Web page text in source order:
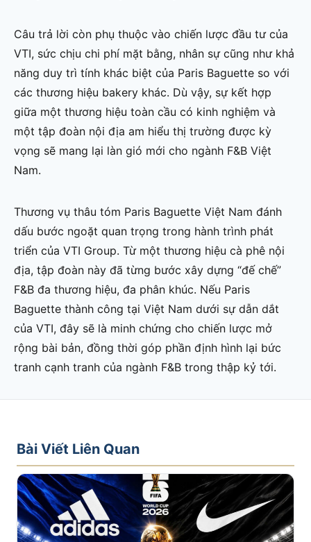
Câu trả lời còn phụ thuộc vào chiến lược đầu tư của
VTI, sức chịu chi phí mặt bằng, nhân sự cũng như khả
năng duy trì tính khác biệt của Paris Baguette so với
các thương hiệu bakery khác. Dù vậy, sự kết hợp
giữa một thương hiệu toàn cầu có kinh nghiệm và
một tập đoàn nội địa am hiểu thị trường được kỳ
vọng sẽ mang lại làn gió mới cho ngành F&B Việt
Nam.
Thương vụ thâu tóm Paris Baguette Việt Nam đánh
dấu bước ngoặt quan trọng trong hành trình phát
triển của VTI Group. Từ một thương hiệu cà phê nội
địa, tập đoàn này đã từng bước xây dựng “đế chế”
F&B đa thương hiệu, đa phân khúc. Nếu Paris
Baguette thành công tại Việt Nam dưới sự dẫn dắt
của VTI, đây sẽ là minh chứng cho chiến lược mở
rộng bài bản, đồng thời góp phần định hình lại bức
tranh cạnh tranh của ngành F&B trong thập kỷ tới.
Bài Viết Liên Quan